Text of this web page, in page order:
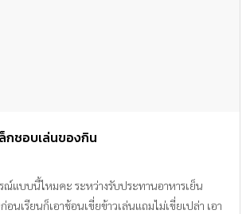
กชอบเล่นของกิน
ณ์แบบนี้ไหมคะ ระหว่างรับประทานอาหารเย็น
นเรียนก็เอาช้อนเขี่ยข้าวเล่นแถมไม่เขี่ยเปล่า เอา